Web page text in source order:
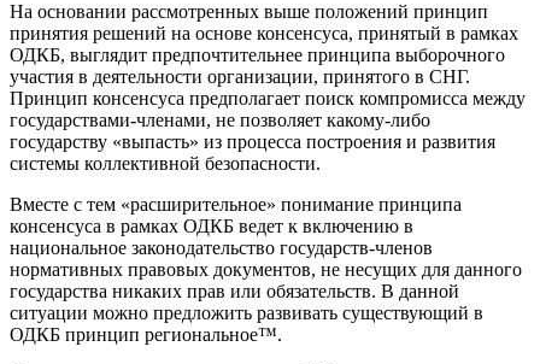
На основании рассмотренных выше положений принцип
принятия решений на основе консенсуса, принятый в рамках
ОДКБ, выглядит предпочтительнее принципа выборочного
участия в деятельности организации, принятого в СНГ.
Принцип консенсуса предполагает поиск компромисса между
государствами-членами, не позволяет какому-либо
государству «выпасть» из процесса построения и развития
системы коллективной безопасности.
Вместе с тем «расширительное» понимание принципа
консенсуса в рамках ОДКБ ведет к включению в
национальное законодательство государств-членов
нормативных правовых документов, не несущих для данного
государства никаких прав или обязательств. В данной
ситуации можно предложить развивать существующий в
ОДКБ принцип региональное™.